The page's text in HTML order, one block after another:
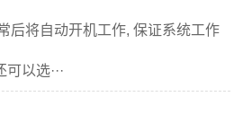
后将自动开机工作, 保证系统工作
以选···